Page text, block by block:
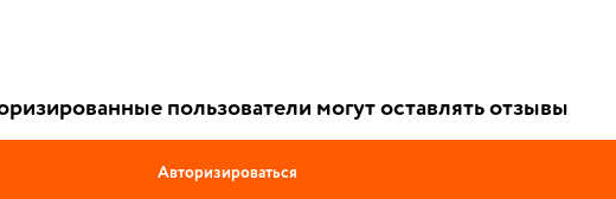
пользователи могут оставлять отзывы
Авторизироваться